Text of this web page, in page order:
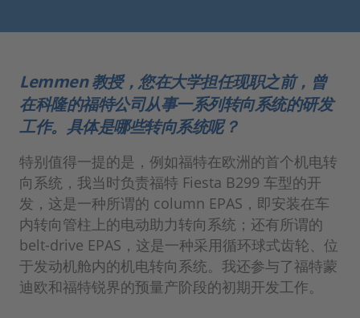
Lemmen 教授，您在大学担任现职之前，曾
在科隆的福特公司从事一系列转向系统的研发
工作。具体是哪些转向系统呢？
特别值得一提的是，例如福特在欧洲的首个机电转
向系统，我当时负责福特 Fiesta B299 车型的开
发，这是一种所谓的 column EPAS，即安装在车
内转向管柱上的电动助力转向系统；还有所谓的
belt-drive EPAS，这是一种采用循环球式齿轮、位
于发动机舱内的机电转向系统。我还参与了福特蒙
迪欧和福特锐界的预量产阶段的初期开发工作。